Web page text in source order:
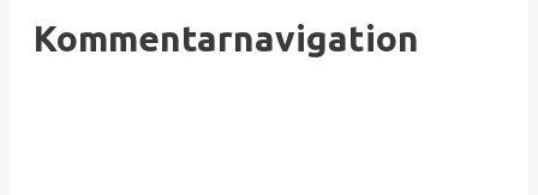
Kommentarnavigation